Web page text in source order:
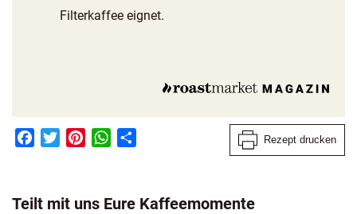
Filterkaffee eignet.
FacebookTwitterPinterestWhatsApp Rezept drucken
Teilt mit uns Eure Kaffeemomente